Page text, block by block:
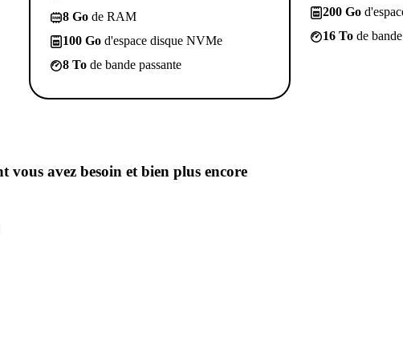
8 Go de RAM
100 Go d'espace disque NVMe
8 To de bande passante
200 Go
16 To de
vous avez besoin et bien plus encore